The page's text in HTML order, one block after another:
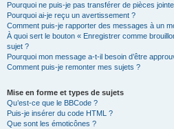
Pourquoi ne puis-je pas transférer de pièces
Pourquoi ai-je reçu un avertissement ?
Comment puis-je rapporter des messages à un
À quoi sert le bouton « Enregistrer comme
sujet ?
Pourquoi mon message a-t-il besoin d’être
Comment puis-je remonter mes sujets ?
Mise en forme et types de sujets
Qu’est-ce que le BBCode ?
Puis-je insérer du code HTML ?
Que sont les émoticônes ?